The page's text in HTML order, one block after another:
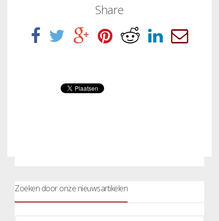
Share
Zoeken door onze nieuwsartikelen